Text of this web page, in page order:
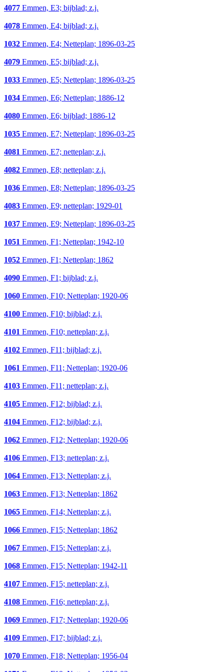
4077 Emmen, E3; bijblad; z.j.
4078 Emmen, E4; bijblad; z.j.
1032 Emmen, E4; Netteplan; 1896-03-25
4079 Emmen, E5; bijblad; z.j.
1033 Emmen, E5; Netteplan; 1896-03-25
1034 Emmen, E6; Netteplan; 1886-12
4080 Emmen, E6; bijblad; 1886-12
1035 Emmen, E7; Netteplan; 1896-03-25
4081 Emmen, E7; netteplan; z.j.
4082 Emmen, E8; netteplan; z.j.
1036 Emmen, E8; Netteplan; 1896-03-25
4083 Emmen, E9; netteplan; 1929-01
1037 Emmen, E9; Netteplan; 1896-03-25
1051 Emmen, F1; Netteplan; 1942-10
1052 Emmen, F1; Netteplan; 1862
4090 Emmen, F1; bijblad; z.j.
1060 Emmen, F10; Netteplan; 1920-06
4100 Emmen, F10; bijblad; z.j.
4101 Emmen, F10; netteplan; z.j.
4102 Emmen, F11; bijblad; z.j.
1061 Emmen, F11; Netteplan; 1920-06
4103 Emmen, F11; netteplan; z.j.
4105 Emmen, F12; bijblad; z.j.
4104 Emmen, F12; bijblad; z.j.
1062 Emmen, F12; Netteplan; 1920-06
4106 Emmen, F13; netteplan; z.j.
1064 Emmen, F13; Netteplan; z.j.
1063 Emmen, F13; Netteplan; 1862
1065 Emmen, F14; Netteplan; z.j.
1066 Emmen, F15; Netteplan; 1862
1067 Emmen, F15; Netteplan; z.j.
1068 Emmen, F15; Netteplan; 1942-11
4107 Emmen, F15; netteplan; z.j.
4108 Emmen, F16; netteplan; z.j.
1069 Emmen, F17; Netteplan; 1920-06
4109 Emmen, F17; bijblad; z.j.
1070 Emmen, F18; Netteplan; 1956-04